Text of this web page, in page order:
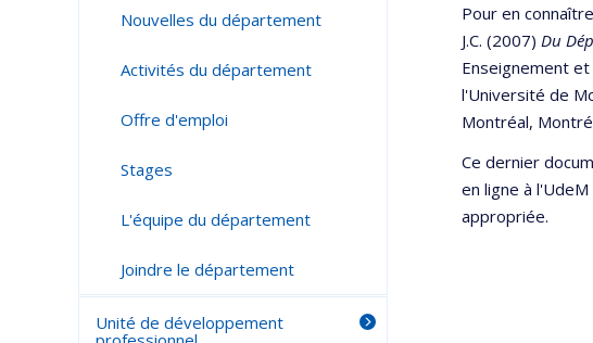
Pour en
J.C. (2007) Du
Enseignement
l'Université de
Montréal,
Ce dernier
en ligne à
appropriée.
Nouvelles du département
Activités du département
Offre d'emploi
Stages
L'équipe du département
Joindre le département
Unité de développement